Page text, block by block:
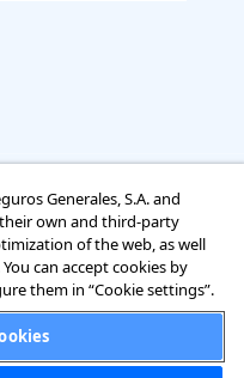
Uso de cookies
de datos personales
Generales, S.A. and
their own and third-party
of the web, as well
can accept cookies by
them in “Cookie settings”.